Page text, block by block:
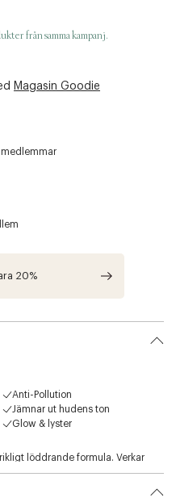
från samma kampanj.
Magasin Goodie
medlemmar
20%
Anti-Pollution
Jämnar ut hudens ton
Glow & lyster
löddrande formula. Verkar
och makeup utan att
och bidrar till jämnare